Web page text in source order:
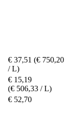
€ 37,51 (€ 750,20
/ L)
€ 15,19
(€ 506,33 / L)
€ 52,70